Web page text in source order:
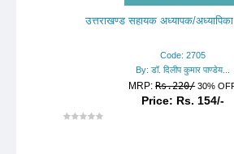
उत्तराखण्ड सहायक अध्यापक/
Code: 2705
By: डॉ. दिलीप कुमार पाण्डेय...
MRP:Rs.220/ 30%
Price: Rs. 154/-